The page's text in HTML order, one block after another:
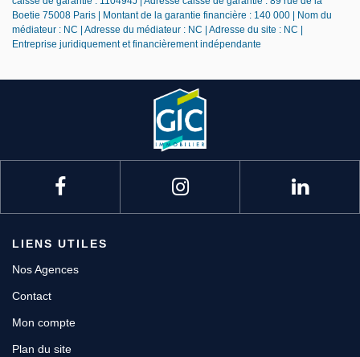
Boetie 75008 Paris | Montant de la garantie financière : 140 000 | Nom du
médiateur : NC | Adresse du médiateur : NC | Adresse du site : NC |
Entreprise juridiquement et financièrement indépendante
LIENS UTILES
Nos Agences
Contact
Mon compte
Plan du site